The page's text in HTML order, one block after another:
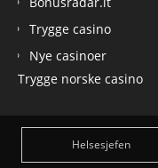
Trygge casino
Nye casinoer
Trygge norske casino
Helsesjefen